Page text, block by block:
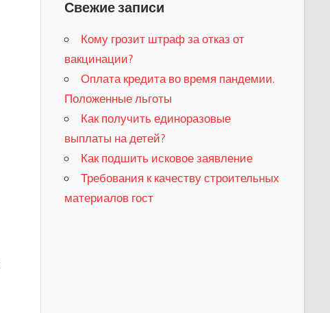
Свежие записи
Кому грозит штраф за отказ от
вакцинации?
​Оплата кредита во время пандемии.
Положенные льготы
​Как получить единоразовые
выплаты на детей?
Как подшить исковое заявление
Требования к качеству строительных
материалов гост